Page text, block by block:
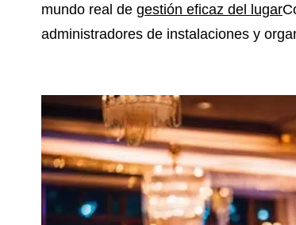
mundo real de gestión eficaz del lugar
administradores de instalaciones y